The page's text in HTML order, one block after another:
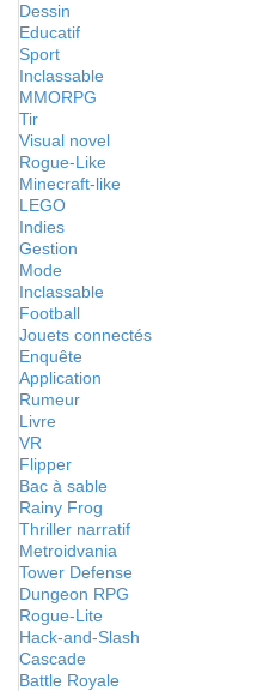
Dessin
Educatif
Sport
Inclassable
MMORPG
Tir
Visual novel
Rogue-Like
Minecraft-like
LEGO
Indies
Gestion
Mode
Inclassable
Football
Jouets connectés
Enquête
Application
Rumeur
Livre
VR
Flipper
Bac à sable
Rainy Frog
Thriller narratif
Metroidvania
Tower Defense
Dungeon RPG
Rogue-Lite
Hack-and-Slash
Cascade
Battle Royale